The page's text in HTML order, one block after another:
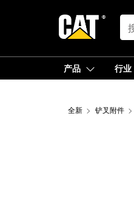
产品 行业
全新 铲叉附件